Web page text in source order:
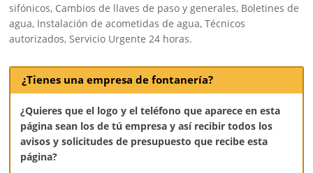
sifónicos, Cambios de llaves de paso y generales, Boletines de
agua, Instalación de acometidas de agua, Técnicos
autorizados, Servicio Urgente 24 horas.
¿Tienes una empresa de fontanería?
¿Quieres que el logo y el teléfono que aparece en esta
página sean los de tú empresa y así recibir todos los
avisos y solicitudes de presupuesto que recibe esta
página?